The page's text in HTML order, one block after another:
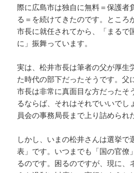
際に広島市は独自に無料＝保護者
る＝を続けてきたのです。ところ
市長に就任されてから、「まるで
に」振舞っています。
実は、松井市長は筆者の父が厚生
た時代の部下だったそうです。父
市長は非常に真面目な方だったそ
るならば、それはそれでいいでし
員会の事務局長まで上り詰められ
しかし、いまの松井さんは選挙で
表」です。いつまでも「国の官僚
るのです。困るのですが、現に、